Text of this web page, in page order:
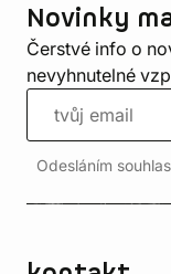
Novinky
Čerstvé info o
nevyhnutelné
Odesláním